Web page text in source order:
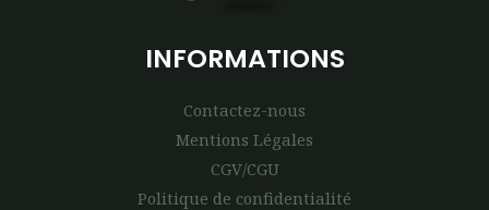
INFORMATIONS
Contactez-nous
Mentions Légales
CGV/CGU
Politique de confidentialité